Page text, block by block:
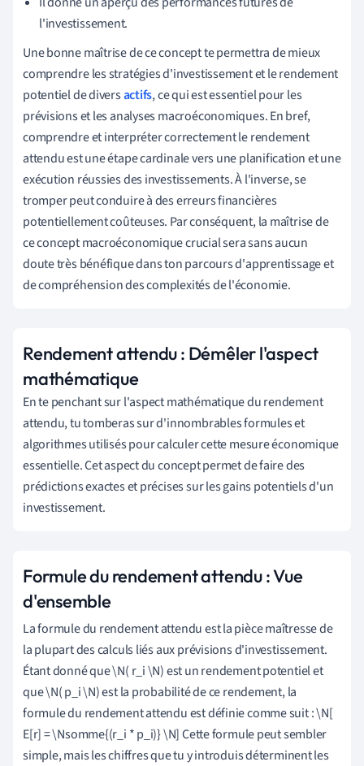
l'investissement.
Une bonne maîtrise de ce concept te permettra de mieux
comprendre les stratégies d'investissement et le rendement
potentiel de diversactifs, ce qui est essentiel pour les
prévisions et les analyses macroéconomiques. En bref,
comprendre et interpréter correctement le rendement
attendu est une étape cardinale vers une planification et une
exécution réussies des investissements. À l'inverse, se
tromper peut conduire à des erreurs financières
potentiellement coûteuses. Par conséquent, la maîtrise de
ce concept macroéconomique crucial sera sans aucun
doute très bénéfique dans ton parcours d'apprentissage et
de compréhension des complexités de l'économie.
Rendement attendu : Démêler l'aspect
mathématique
En te penchant sur l'aspect mathématique du rendement
attendu, tu tomberas sur d'innombrables formules et
algorithmes utilisés pour calculer cette mesure économique
essentielle. Cet aspect du concept permet de faire des
prédictions exactes et précises sur les gains potentiels d'un
investissement.
Formule du rendement attendu : Vue
d'ensemble
La formule du rendement attendu est la pièce maîtresse de
la plupart des calculs liés aux prévisions d'investissement.
Étant donné que \N( r_i \N) est un rendement potentiel et
que \N( p_i \N) est la probabilité de ce rendement, la
formule du rendement attendu est définie comme suit : \N[
E[r] = \Nsomme{(r_i * p_i)} \N] Cette formule peut sembler
simple, mais les chiffres que tu y introduis déterminent les